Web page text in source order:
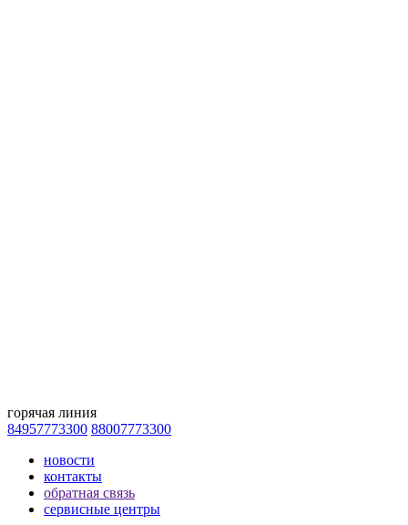
горячая линия
84957773300 88007773300
новости
контакты
обратная связь
сервисные центры